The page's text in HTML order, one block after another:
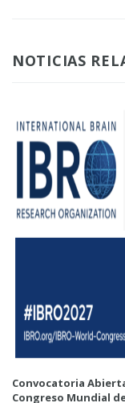
NOTICIAS
Convocatoria
Congreso Mundial